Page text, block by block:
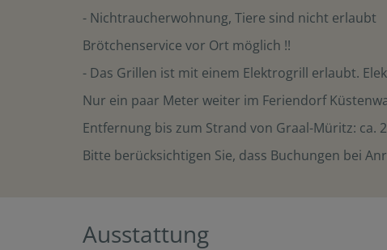
- Nichtraucherwohnung, Tiere sind nicht erlaubt
Brötchenservice vor Ort möglich !!
- Das Grillen ist mit einem Elektrogrill erlaubt.
Nur ein paar Meter weiter im Feriendorf
Entfernung bis zum Strand von Graal-Müritz: ca.
Bitte berücksichtigen Sie, dass Buchungen bei
Ausstattung